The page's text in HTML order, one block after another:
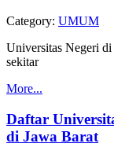
Category: UMUM
Universitas Negeri di
sekitar
More...
Daftar
di Jawa Barat